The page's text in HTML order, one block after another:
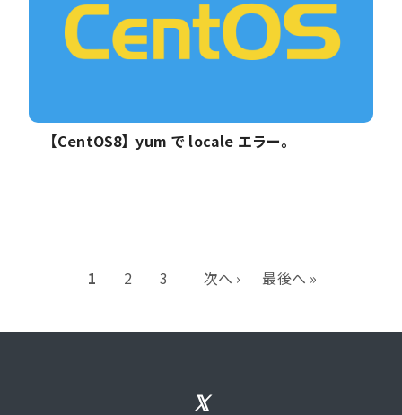
【CentOS8】yum で locale エラー。
1 2 3 次へ › 最後へ »